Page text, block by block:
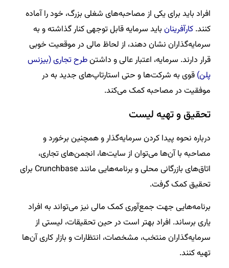
افراد باید برای یکی از مصاحبه‌های شغلی بزرگ، خود را آماده
کنند. کارآفرینان باید سرمایه قابل توجهی کنار گذاشته و به
سرمایه‌گذاران نشان دهند، از لحاظ مالی در موقعیت خوبی
قرار دارند. سرمایه، اعتبار عالی و داشتنطرح تجاری (بیزنس
پلن) قوی به شرکت‌ها و حتی استارتاپ‌های جدید به در
موفقیت در مصاحبه کمک می‌کند.
تحقیق و تهیه لیست
درباره نحوه پیدا کردن سرمایه‌گذار و همچنین برخورد و
مصاحبه با آن‌ها می‌توان از سایت‌ها، انجمن‌های تجاری،
اتاق‌های بازرگانی محلی و برنامه‌هایی مانند Crunchbase برای
تحقیق کمک گرفت.
برنامه‌هایی جهت جمع‌آوری کمک مالی نیز می‌تواند به افراد
یاری برساند. افراد بهتر است در حین تحقیقات، لیستی از
سرمایه‌گذاران منتخب، مشخصات، انتظارات و بازار کاری آن‌ها
تهیه کنند.